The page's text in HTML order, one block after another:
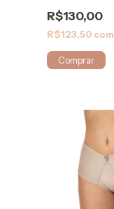
R$130,00
R$123,50 com
Comprar